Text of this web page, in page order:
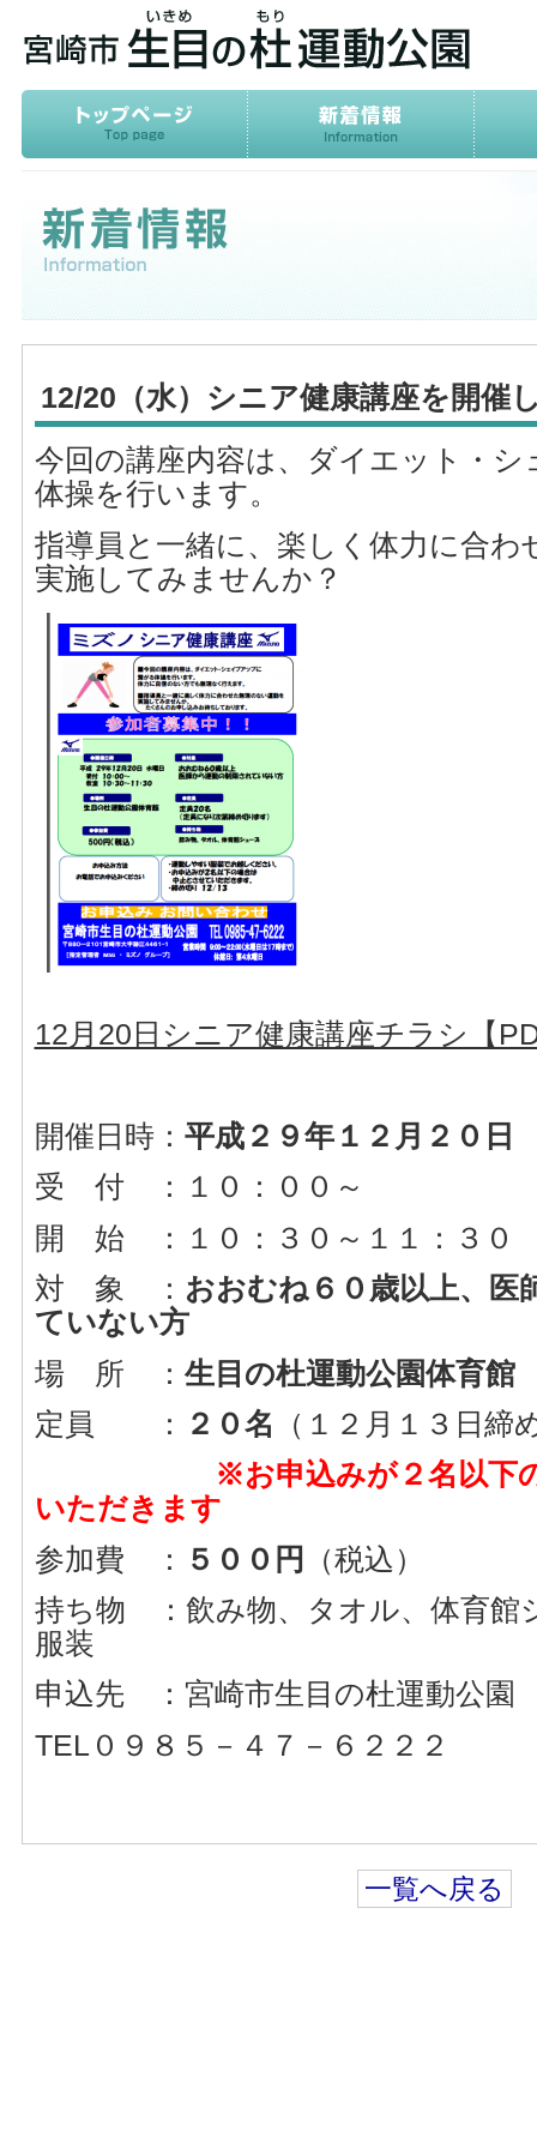
12/20（水）シニア健康講座を開催
今回の講座内容は、ダイエット・
体操を行います。
指導員と一緒に、楽しく体力に合わ
実施してみませんか？
12月20日シニア健康講座チラシ【
開催日時： 平成２９年１２月２０
受 付 ：１０：００～
開 始 ：１０：３０～１１：３０
対 象 ： おおむね６０歳以上、医
ていない方
場 所 ： 生目の杜運動公園体育館
定員 ：
２０名 （１２月１３日締
※お申込みが２名以下の場
いただきます
参加費 ：
５００円
（税込）
持ち物 ：飲み物、タオル、体育館
服装
申込先 ：宮崎市生目の杜運動公園
TEL０９８５－４７－６２２２
一覧へ戻る